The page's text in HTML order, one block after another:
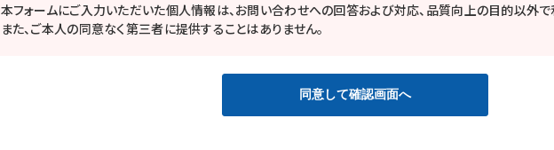
本フォームにご入力いただいた個人情報は、お問い合わせへの回答および対応、品質向上の目的以外で
また、ご本人の同意なく第三者に提供することはありません。
同意して確認画面へ